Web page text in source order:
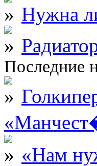
Нужна
Последние
«Нам